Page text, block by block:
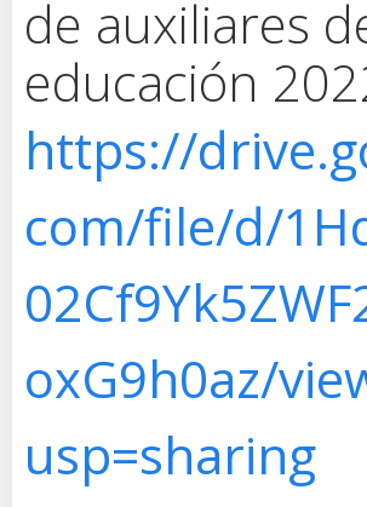
de auxiliares
educación
https://
com/file/d/
oxG9h0az/
usp=sharing